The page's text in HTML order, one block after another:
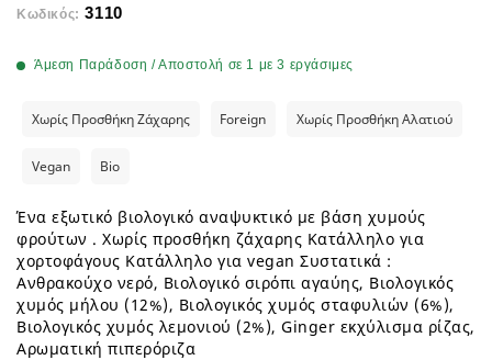
Κωδικός: 3110
Άμεση Παράδοση / Αποστολή σε 1 με 3 εργάσιμες
Χωρίς Προσθήκη Ζάχαρης Foreign Χωρίς Προσθήκη Αλατιού
Vegan Bio
Ένα εξωτικό βιολογικό αναψυκτικό με βάση χυμούς
φρούτων . Χωρίς προσθήκη ζάχαρης Κατάλληλο για
χορτοφάγους Κατάλληλο για vegan Συστατικά :
Ανθρακούχο νερό, Βιολογικό σιρόπι αγαύης, Βιολογικός
χυμός μήλου (12%), Βιολογικός χυμός σταφυλιών (6%),
Βιολογικός χυμός λεμονιού (2%), Ginger εκχύλισμα ρίζας,
Αρωματική πιπερόριζα